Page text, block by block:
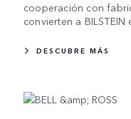
cooperación con
convierten a
DESCUBRE MÁS